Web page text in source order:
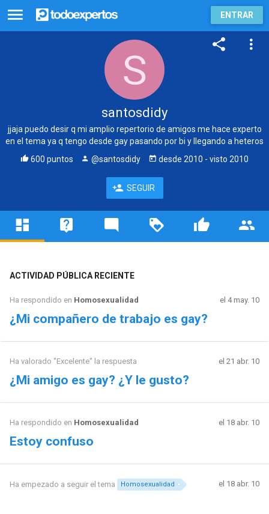
ENTRAR
santosdidy
jjaja puedo desir q mi amplio repertorio de amigos me hace experto
en el tema ya q tengo desde gay pasando por bi y llegando a heteros
600 puntos
@santosdidy desde 2010 - visto 2010
SEGUIR
ACTIVIDAD PÚBLICA RECIENTE
Ha respondido en Homosexualidad el 4 may. 10
¿Mi compañero de trabajo es gay?
Ha valorado "Excelente" la respuesta el 21 abr. 10
¿Mi amigo es gay? ¿Y le gusto?
Ha respondido en Homosexualidad el 18 abr. 10
Estoy confuso
Ha empezado a seguir el tema Homosexualidad el 18 abr. 10